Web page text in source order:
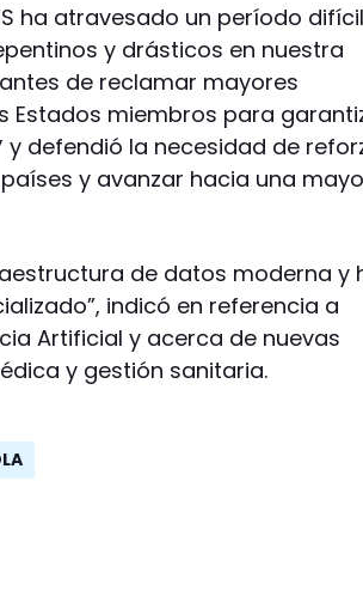
ha atravesado un período
y drásticos en nuestra
de reclamar mayores
Estados miembros para
y defendió la necesidad de
y avanzar hacia una
de datos moderna y
indicó en referencia a
Artificial y acerca de nuevas
y gestión sanitaria.